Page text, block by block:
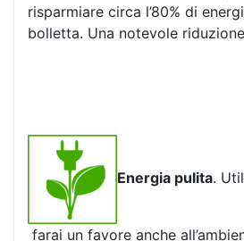
risparmiare circa l’80% di
bolletta. Una notevole
Energia pulita.
farai un favore anche